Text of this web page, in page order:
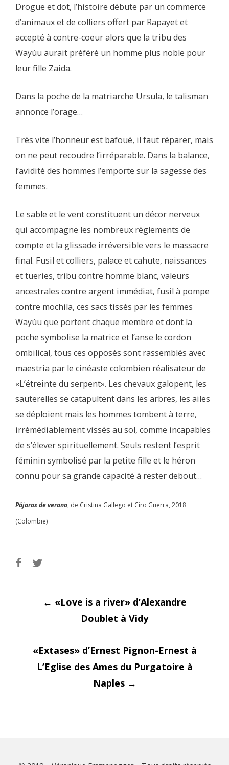
Drogue et dot, l’histoire débute par un commerce
d’animaux et de colliers offert par Rapayet et
accepté à contre-coeur alors que la tribu des
Wayúu aurait préféré un homme plus noble pour
leur fille Zaida.
Dans la poche de la matriarche Ursula, le talisman
annonce l’orage…
Très vite l’honneur est bafoué, il faut réparer, mais
on ne peut recoudre l’irréparable. Dans la balance,
l’avidité des hommes l’emporte sur la sagesse des
femmes.
Le sable et le vent constituent un décor nerveux
qui accompagne les nombreux règlements de
compte et la glissade irréversible vers le massacre
final. Fusil et colliers, palace et cahute, naissances
et tueries, tribu contre homme blanc, valeurs
ancestrales contre argent immédiat, fusil à pompe
contre mochila, ces sacs tissés par les femmes
Wayúu que portent chaque membre et dont la
poche symbolise la matrice et l’anse le cordon
ombilical, tous ces opposés sont rassemblés avec
maestria par le cinéaste colombien réalisateur de
«L’étreinte du serpent». Les chevaux galopent, les
sauterelles se catapultent dans les arbres, les ailes
se déploient mais les hommes tombent à terre,
irrémédiablement vissés au sol, comme incapables
de s’élever spirituellement. Seuls restent l’esprit
féminin symbolisé par la petite fille et le héron
connu pour sa grande capacité à rester debout…
Pájaros de verano, de Cristina Gallego et Ciro Guerra, 2018
(Colombie)
Post
← «Love is a river» d’Alexandre
Doublet à Vidy
«Extases» d’Ernest Pignon-Ernest à
L’Eglise des Ames du Purgatoire à
Naples →